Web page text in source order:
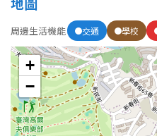
4房
屋齡
不拘
周邊生活機能 交通 學校
+
−